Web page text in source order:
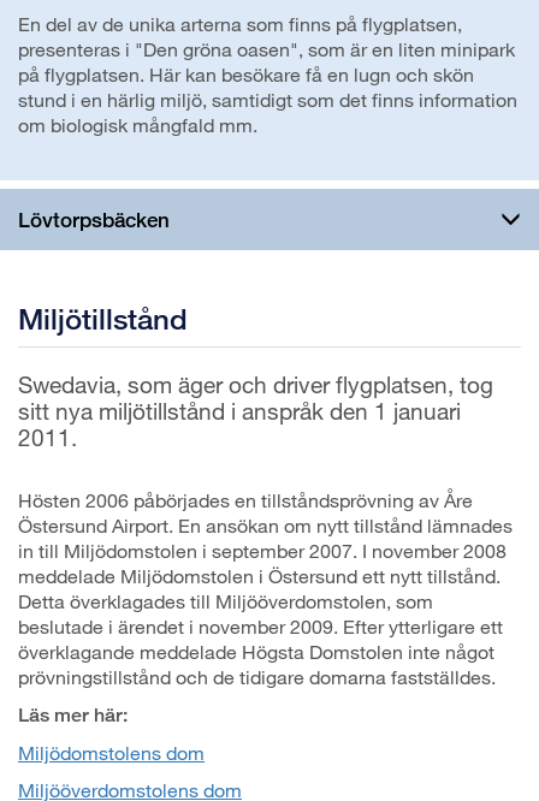
En del av de unika arterna som finns på flygplatsen,
presenteras i "Den gröna oasen", som är en liten minipark
på flygplatsen. Här kan besökare få en lugn och skön
stund i en härlig miljö, samtidigt som det finns information
om biologisk mångfald mm.
Lövtorpsbäcken
Miljötillstånd
Swedavia, som äger och driver flygplatsen, tog
sitt nya miljötillstånd i anspråk den 1 januari
2011.
Hösten 2006 påbörjades en tillståndsprövning av Åre
Östersund Airport. En ansökan om nytt tillstånd lämnades
in till Miljödomstolen i september 2007. I november 2008
meddelade Miljödomstolen i Östersund ett nytt tillstånd.
Detta överklagades till Miljööverdomstolen, som
beslutade i ärendet i november 2009. Efter ytterligare ett
överklagande meddelade Högsta Domstolen inte något
prövningstillstånd och de tidigare domarna fastställdes.
Läs mer här:
Miljödomstolens dom
Miljööverdomstolens dom